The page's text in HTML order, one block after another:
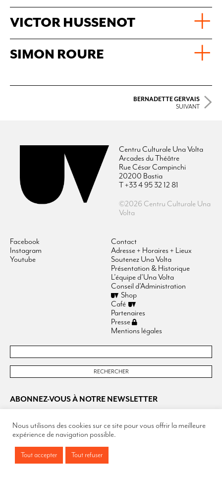
VICTOR HUSSENOT
SIMON ROURE
BERNADETTE GERVAIS
SUIVANT
Centru Culturale Una Volta
Arcades du Théâtre
Rue César Campinchi
20200 Bastia
T +33 4 95 32 12 81
©2026 Centru Culturale Una
Volta
Facebook
Instagram
Youtube
Contact
Adresse + Horaires + Lieux
Soutenez Una Volta
Présentation & Historique
L’équipe d’Una Volta
Conseil d’Administration
Shop
Café
Partenaires
Presse
Mentions légales
ABONNEZ-VOUS À NOTRE NEWSLETTER
Nous utilisons des cookies sur ce site pour vous offrir la meilleure
expérience de navigation possible.
Tout accepter Tout refuser